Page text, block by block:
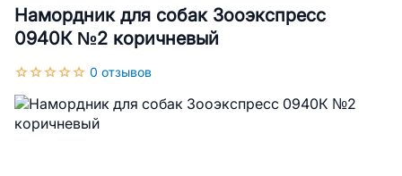
Намордник для собак Зооэкспресс
0940К №2 коричневый
0 отзывов